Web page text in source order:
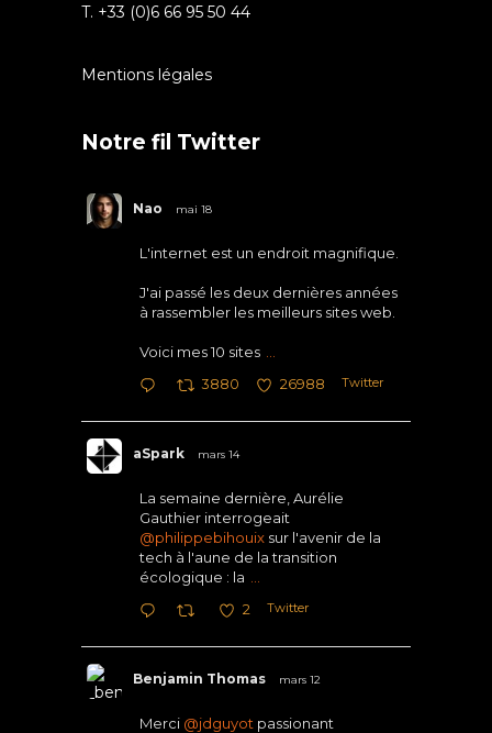
T. +33 (0)6 66 95 50 44
Mentions légales
Notre fil Twitter
Nao mai 18
L'internet est un endroit magnifique.
J'ai passé les deux dernières années
à rassembler les meilleurs sites web.
Voici mes 10 sites
3880 26988 Twitter
aSpark mars 14
La semaine dernière, Aurélie
Gauthier interrogeait
@philippebihouix sur l'avenir de la
tech à l'aune de la transition
écologique : la
2 Twitter
Benjamin Thomas mars 12
Merci @jdguyot passionant